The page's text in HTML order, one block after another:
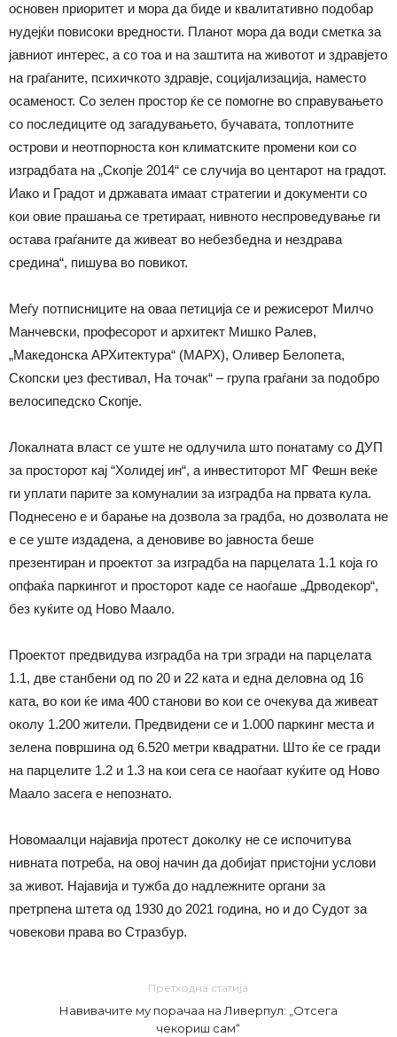
основен приоритет и мора да биде и квалитативно подобар
нудејќи повисоки вредности. Планот мора да води сметка за
јавниот интерес, а со тоа и на заштита на животот и здравјето
на граѓаните, психичкото здравје, социјализација, наместо
осаменост. Со зелен простор ќе се помогне во справувањето
со последиците од загадувањето, бучавата, топлотните
острови и неотпорноста кон климатските промени кои со
изградбата на „Скопје 2014“ се случија во центарот на градот.
Иако и Градот и државата имаат стратегии и документи со
кои овие прашања се третираат, нивното неспроведување ги
остава граѓаните да живеат во небезбедна и нездрава
средина“, пишува во повикот.
Меѓу потписниците на оваа петиција се и режисерот Милчо
Манчевски, професорот и архитект Мишко Ралев,
„Македонска АРХитектура“ (МАРХ), Оливер Белопета,
Скопски џез фестивал, На точак“ – група граѓани за подобро
велосипедско Скопје.
Локалната власт се уште не одлучила што понатаму со ДУП
за просторот кај “Холидеј ин“, а инвеститорот МГ Фешн веќе
ги уплати парите за комуналии за изградба на првата кула.
Поднесено е и барање на дозвола за градба, но дозволата не
е се уште издадена, а деновиве во јавноста беше
презентиран и проектот за изградба на парцелата 1.1 која го
опфаќа паркингот и просторот каде се наоѓаше „Дрводекор“,
без куќите од Ново Маало.
Проектот предвидува изградба на три згради на парцелата
1.1, две станбени од по 20 и 22 ката и една деловна од 16
ката, во кои ќе има 400 станови во кои се очекува да живеат
околу 1.200 жители. Предвидени се и 1.000 паркинг места и
зелена површина од 6.520 метри квадратни. Што ќе се гради
на парцелите 1.2 и 1.3 на кои сега се наоѓаат куќите од Ново
Маало засега е непознато.
Новомаалци најавија протест доколку не се испочитува
нивната потреба, на овој начин да добијат пристојни услови
за живот. Најавија и тужба до надлежните органи за
претрпена штета од 1930 до 2021 година, но и до Судот за
човекови права во Стразбур.
Претходна статија
Навивачите му порачаа на Ливерпул: „Отсега
чекориш сам“